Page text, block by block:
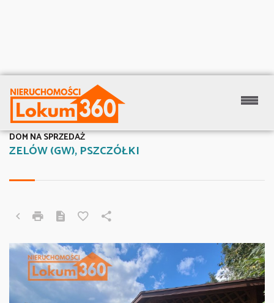
ZELÓW (GW), PSZCZÓŁKI
DOM NA SPRZEDAŻ